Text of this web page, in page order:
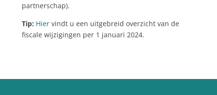
partnerschap).
Tip: Hiervindt u een uitgebreid overzicht van de
fiscale wijzigingen per 1 januari 2024.